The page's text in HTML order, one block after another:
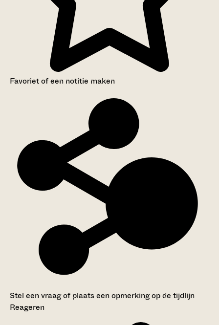
Favoriet of een notitie maken
Stel een vraag of plaats een opmerking op de tijdlijn
Reageren